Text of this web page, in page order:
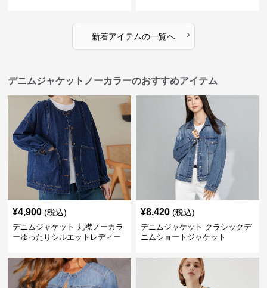
新着アイテムの一覧へ ›
デニムジャケットノーカラーのおすすめアイテム
¥4,900 (税込)
デニムジャケット 丸襟ノーカラ
ーゆったりシルエットレディー
¥8,420 (税込)
デニムジャケット クラシックデ
ニムショートジャケット